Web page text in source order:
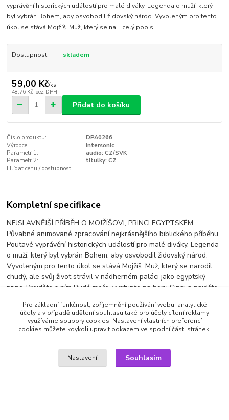
vyprávění historických událostí pro malé diváky. Legenda o muží, který
byl vybrán Bohem, aby osvobodil židovský národ. Vyvoleným pro tento
úkol se stává Mojžíš. Muž, který se na... celý popis
Dostupnost skladem
59,00 Kč/ks
48,76 Kč bez DPH
Přidat do košíku
Číslo produktu:
DPA0266
Výrobce:
Intersonic
Parametr 1:
audio: CZ/SVK
Parametr 2:
titulky: CZ
Hlídat cenu / dostupnost
Kompletní specifikace
NEJSLAVNĚJŠÍ PŘÍBĚH O MOJŽÍŠOVI, PRINCI EGYPTSKÉM.
Půvabné animované zpracování nejkrásnějšího biblického příběhu.
Poutavé vyprávění historických událostí pro malé diváky. Legenda
o muží, který byl vybrán Bohem, aby osvobodil židovský národ.
Vyvoleným pro tento úkol se stává Mojžíš. Muž, který se narodil
chudý, ale svůj život strávil v nádherném paláci jako egyptský
princ. Projděte s ním Rudé moře, vystupte na horu Sinaj a najděte
všeobecným znalostem kulturní historie.
Výrobce: Intersonic | titulky: CZ | audio: CZ/SVK
Zboží zařazeno v kategoriích
Pro základní funkčnost, zpříjemnění používání webu, analytické
účely a v případě udělení souhlasu také pro účely cílení reklamy
využíváme soubory cookies. Nastavení vlastních preferencí
cookies můžete kdykoli upravit odkazem ve spodní části stránek.
Nastavení Souhlasím